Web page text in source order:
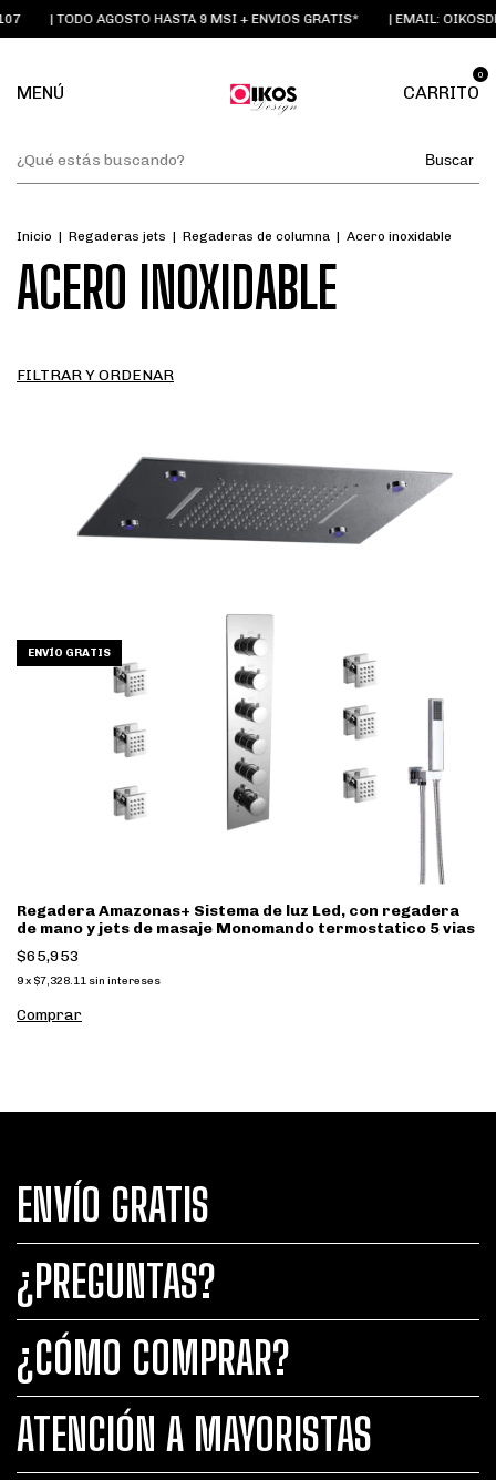
| TODO AGOSTO HASTA 9 MSI + ENVIOS GRATIS* | EMAIL:
MENÚ CARRITO
0
Buscar
Inicio | Regaderas jets | Regaderas de columna | Acero inoxidable
ACERO INOXIDABLE
FILTRAR Y ORDENAR
ENVÍO GRATIS
Regadera Amazonas+ Sistema de luz Led, con regadera
de mano y jets de masaje Monomando termostatico 5 vias
$65,953
9x $7,328.11 sin intereses
ENVÍO GRATIS
¿PREGUNTAS?
¿CÓMO COMPRAR?
ATENCIÓN A MAYORISTAS